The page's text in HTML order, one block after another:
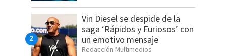
Vin Diesel se despide de la
saga ‘Rápidos y Furiosos’ con
un emotivo mensaje
Redacción Multimedios